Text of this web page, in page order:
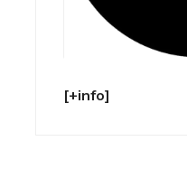
[+info]